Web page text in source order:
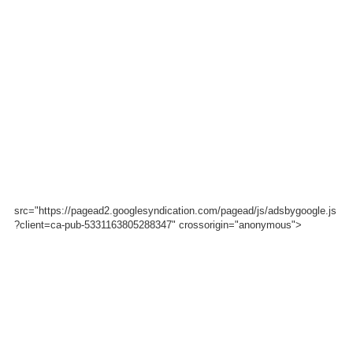
src="https://pagead2.googlesyndication.com/pagead/js/adsbygoogle.js
?client=ca-pub-5331163805288347" crossorigin="anonymous">